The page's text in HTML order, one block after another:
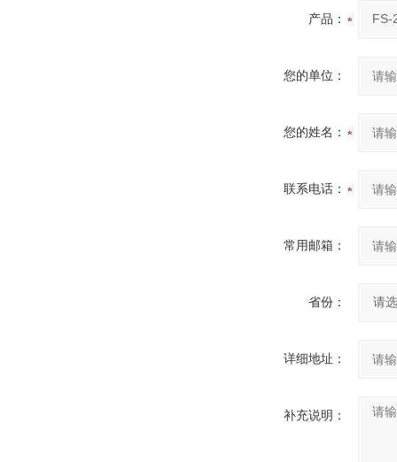
产品：
您的单位：
您的姓名：
联系电话：
常用邮箱：
省份：
详细地址：
补充说明：